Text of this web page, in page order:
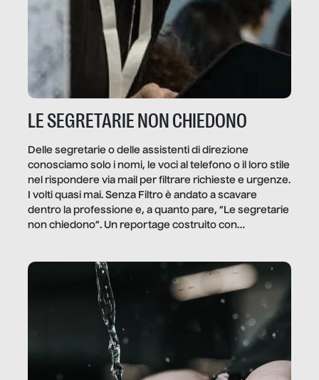
LE SEGRETARIE NON CHIEDONO
Delle segretarie o delle assistenti di direzione
conosciamo solo i nomi, le voci al telefono o il loro stile
nel rispondere via mail per filtrare richieste e urgenze.
I volti quasi mai. Senza Filtro è andato a scavare
dentro la professione e, a quanto pare, “Le segretarie
non chiedono”. Un reportage costruito con